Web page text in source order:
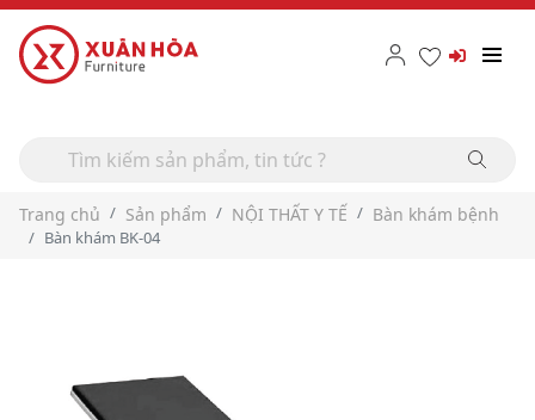
Trang chủ Sản phẩm NỘI THẤT Y TẾ Bàn khám bệnh
Bàn khám BK-04